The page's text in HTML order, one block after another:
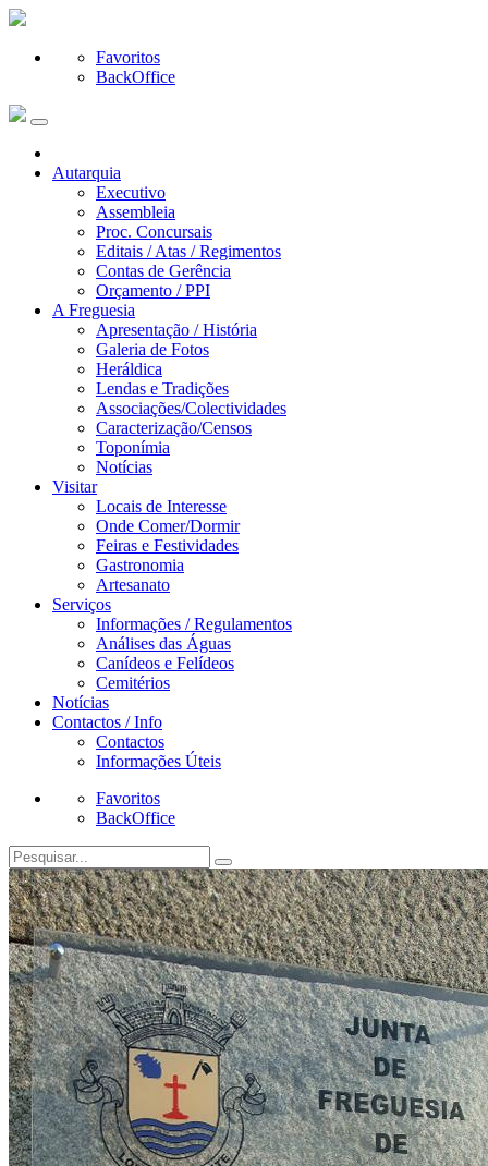
Favoritos
BackOffice
Autarquia
Executivo
Assembleia
Proc. Concursais
Editais / Atas / Regimentos
Contas de Gerência
Orçamento / PPI
A Freguesia
Apresentação / História
Galeria de Fotos
Heráldica
Lendas e Tradições
Associações/Colectividades
Caracterização/Censos
Toponímia
Notícias
Visitar
Locais de Interesse
Onde Comer/Dormir
Feiras e Festividades
Gastronomia
Artesanato
Serviços
Informações / Regulamentos
Análises das Águas
Canídeos e Felídeos
Cemitérios
Notícias
Contactos / Info
Contactos
Informações Úteis
Favoritos
BackOffice